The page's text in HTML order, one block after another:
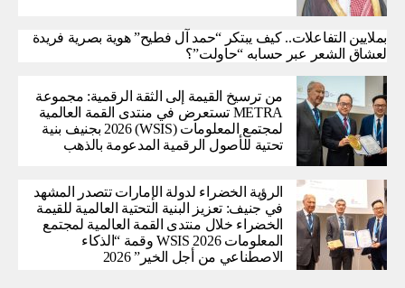
بملايين التفاعلات.. كيف يبتكر “حمد آل فطيح” هوية بصرية فريدة
لعشاق الشعر عبر حسابه “حاولت”؟
من ترسيخ القيمة إلى الثقة الرقمية: مجموعة
METRA تستعرض في منتدى القمة العالمية
لمجتمع المعلومات (WSIS) 2026 بجنيف بنية
تحتية للأصول الرقمية المدعومة بالذهب
الرؤية الخضراء لدولة الإمارات تتصدر المشهد
في جنيف: تعزيز البنية التحتية العالمية للقيمة
الخضراء خلال منتدى القمة العالمية لمجتمع
المعلومات WSIS 2026 وقمة “الذكاء
الاصطناعي من أجل الخير” 2026